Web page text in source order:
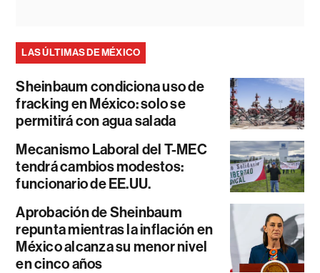
LAS ÚLTIMAS DE MÉXICO
Sheinbaum condiciona uso de
fracking en México: solo se
permitirá con agua salada
Mecanismo Laboral del T-MEC
tendrá cambios modestos:
funcionario de EE.UU.
Aprobación de Sheinbaum
repunta mientras la inflación en
México alcanza su menor nivel
en cinco años